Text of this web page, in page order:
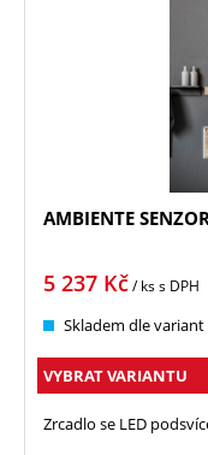
AMBIENTE
5 237 Kč/ kss DPH
Skladem dle variant
VYBRAT VARIANTU
Zrcadlo se LED